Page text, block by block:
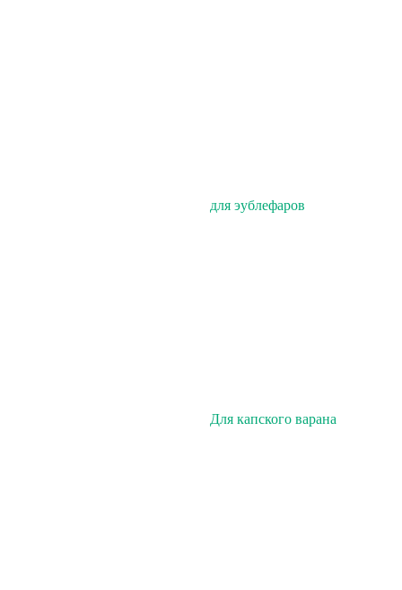
для эублефаров
Для капского варана